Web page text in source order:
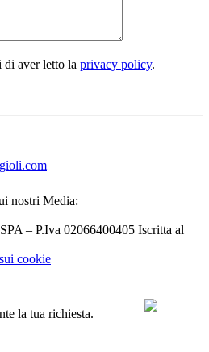
di aver letto la privacy policy.
nostri Media:
– P.Iva 02066400405 Iscritta al
cookie
la tua richiesta.